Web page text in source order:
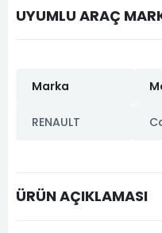
UYUMLU ARAÇ
Marka
RENAULT
ÜRÜN AÇIKLAMASI